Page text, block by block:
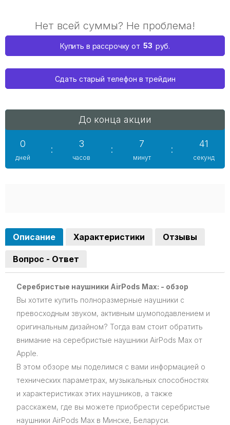
Нет всей суммы? Не проблема!
Купить в рассрочку от 53 руб.
Сдать старый телефон в трейдин
До конца акции
0
дней
:
3
часов
:
7
минут
:
40
секунд
Описание Характеристики Отзывы
Вопрос - Ответ
Серебристые наушники AirPods Max: - обзор
Вы хотите купить полноразмерные наушники с
превосходным звуком, активным шумоподавлением и
оригинальным дизайном? Тогда вам стоит обратить
внимание на серебристые наушники AirPods Max от
Apple.
В этом обзоре мы поделимся с вами информацией о
технических параметрах, музыкальных способностях
и характеристиках этих наушников, а также
расскажем, где вы можете приобрести серебристые
наушники AirPods Max в Минске, Беларуси.